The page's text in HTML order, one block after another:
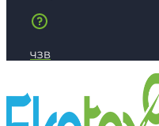
ЧЗВ